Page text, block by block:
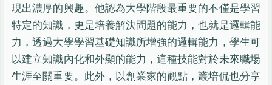
現出濃厚的興趣。他認為大學階段最重要的不僅是學習
特定的知識，更是培養解決問題的能力，也就是邏輯能
力，透過大學學習基礎知識所增強的邏輯能力，學生可
以建立知識內化和外顯的能力，這種技能對於未來職場
生涯至關重要。此外，以創業家的觀點，叢培侃也分享